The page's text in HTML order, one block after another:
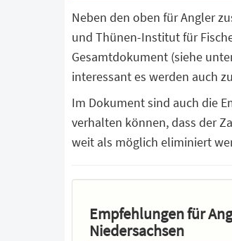
Neben den oben für Angler
und Thünen-Institut für
Gesamtdokument (siehe
interessant es werden auch
Im Dokument sind auch die
verhalten können, dass der
weit als möglich eliminiert
Empfehlungen für
Niedersachsen